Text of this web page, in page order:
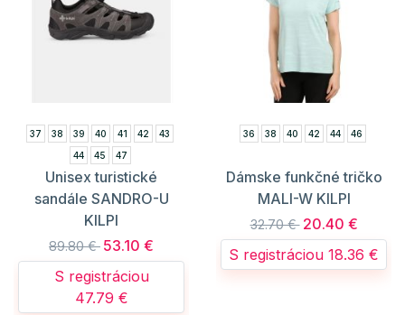
37 38 39 40 41 42
43
44
45 47
Unisex turistické
sandále SANDRO-U
KILPI
89.80 € 53.10 €
S registráciou
47.79 €
36 38 40 42 44 46
Dámske funkčné tričko
MALI-W KILPI
32.70 € 20.40 €
S registráciou 18.36 €